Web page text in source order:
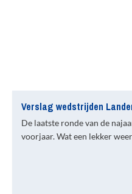
Verslag wedstrijden
De laatste ronde van de
voorjaar. Wat een lekker